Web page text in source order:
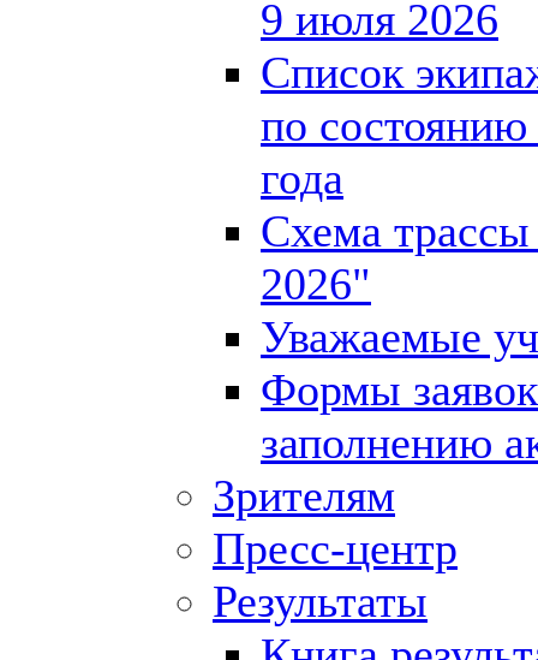
9 июля 2026
Список
по
года
Схема
2026"
Уважаемые
Формы
заполнению
Зрителям
Пресс-центр
Результаты